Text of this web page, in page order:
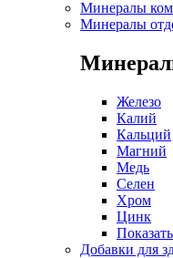
Минералы
Минералы
Железо
Калий
Кальций
Магний
Медь
Селен
Хром
Цинк
Добавки для